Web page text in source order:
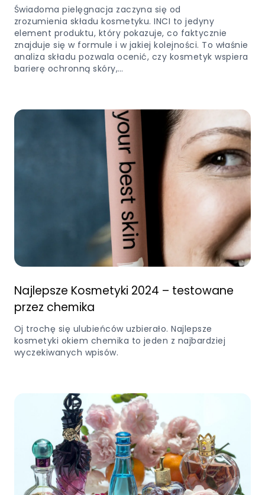
Świadoma pielęgnacja zaczyna się od
zrozumienia składu kosmetyku. INCI to jedyny
element produktu, który pokazuje, co faktycznie
znajduje się w formule i w jakiej kolejności. To właśnie
analiza składu pozwala ocenić, czy kosmetyk wspiera
barierę ochronną skóry,…
Najlepsze Kosmetyki 2024 – testowane
przez chemika
Oj trochę się ulubieńców uzbierało. Najlepsze
kosmetyki okiem chemika to jeden z najbardziej
wyczekiwanych wpisów.